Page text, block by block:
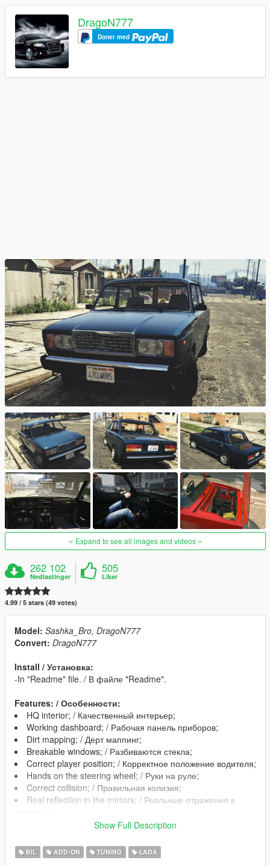
DragoN777
Doner med
Expand to see all images and videos
262 102
Nedlastinger
505
Liker
4.99 / 5 stars (49 votes)
Model: Sashka_Bro, DragoN777
Convert: DragoN777
Install / Установка:
-In "Readme" file. / В файле "Readme".
Features: / Особенности:
HQ interior; / Качественный интерьер;
Working dashboard; / Рабочая панель приборов;
Dirt mapping; / Дерт маппинг;
Breakable windows; / Разбиваются стекла;
Correct player position; / Корректное положение водителя;
Hands on the steering wheel; / Руки на руле;
Correct collision; / Правильная колизия;
Real reflection in the mirrors; / Реальные отражения в
Tuning / Имеется тюнинг
Changes in version 1.1: / Изменения в версии 1.1:
Show Full Description
BIL ADD-ON TUNING LADA